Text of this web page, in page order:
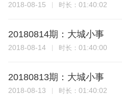
2018-08-15 时长： 01:40:02
20180814期：大城小事
2018-08-14 时长： 01:40:00
20180813期：大城小事
2018-08-13 时长： 01:40:02